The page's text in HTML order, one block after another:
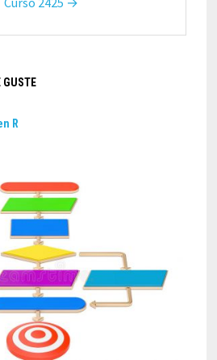
GUSTE
R